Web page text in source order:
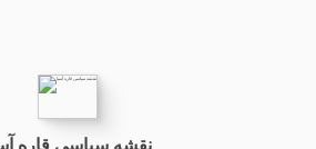
نقشه سیاسی قاره